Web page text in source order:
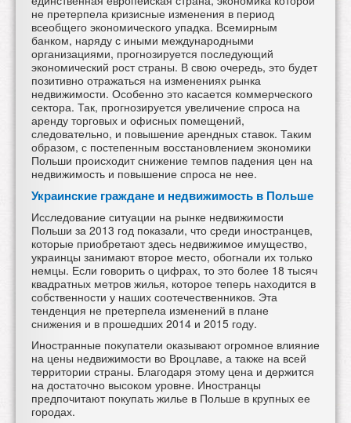
не претерпела кризисные изменения в период
всеобщего экономического упадка. Всемирным
банком, наряду с иными международными
организациями, прогнозируется последующий
экономический рост страны. В свою очередь, это будет
позитивно отражаться на изменениях рынка
недвижимости. Особенно это касается коммерческого
сектора. Так, прогнозируется увеличение спроса на
аренду торговых и офисных помещений,
следовательно, и повышение арендных ставок. Таким
образом, с постепенным восстановлением экономики
Польши происходит снижение темпов падения цен на
недвижимость и повышение спроса не нее.
Украинские граждане и недвижимость в Польше
Исследование ситуации на рынке недвижимости
Польши за 2013 год показали, что среди иностранцев,
которые приобретают здесь недвижимое имущество,
украинцы занимают второе место, обогнали их только
немцы. Если говорить о цифрах, то это более 18 тысяч
квадратных метров жилья, которое теперь находится в
собственности у наших соотечественников. Эта
тенденция не претерпела изменений в плане
снижения и в прошедших 2014 и 2015 году.
Иностранные покупатели оказывают огромное влияние
на цены недвижимости во Вроцлаве, а также на всей
территории страны. Благодаря этому цена и держится
на достаточно высоком уровне. Иностранцы
предпочитают покупать жилье в Польше в крупных ее
городах.